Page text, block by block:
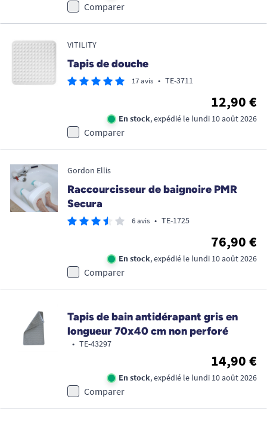
Comparer
VITILITY
Tapis de douche
17 avis • TE-3711
12,90 €
En stock, expédié le lundi 10 août 2026
Comparer
Gordon Ellis
Raccourcisseur de baignoire PMR
Secura
6 avis • TE-1725
76,90 €
En stock, expédié le lundi 10 août 2026
Comparer
Tapis de bain antidérapant gris en
longueur 70x40 cm non perforé
• TE-43297
14,90 €
En stock, expédié le lundi 10 août 2026
Comparer